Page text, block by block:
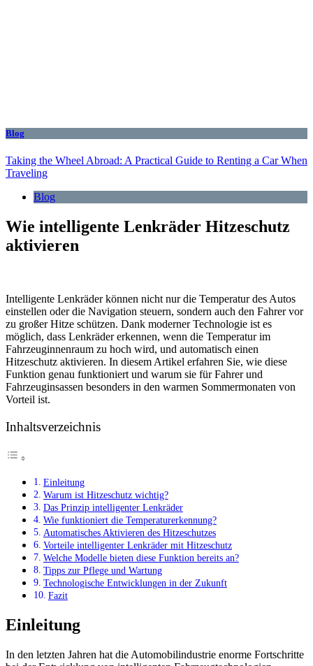
Blog
Taking the Wheel Abroad: A Practical Guide to Renting a Car When
Traveling
Blog
Wie intelligente Lenkräder Hitzeschutz
aktivieren
Intelligente Lenkräder können nicht nur die Temperatur des Autos
einstellen oder die Navigation steuern, sondern auch den Fahrer vor
zu großer Hitze schützen. Dank moderner Technologie ist es
möglich, dass Lenkräder erkennen, wenn die Temperatur im
Fahrzeuginnenraum zu hoch wird, und automatisch einen
Hitzeschutz aktivieren. In diesem Artikel erfahren Sie, wie diese
Funktion genau funktioniert und warum sie für Fahrer und
Fahrzeuginsassen besonders in den warmen Sommermonaten von
Vorteil ist.
Inhaltsverzeichnis
Einleitung
Warum ist Hitzeschutz wichtig?
Das Prinzip intelligenter Lenkräder
Wie funktioniert die Temperaturerkennung?
Automatisches Aktivieren des Hitzeschutzes
Vorteile intelligenter Lenkräder mit Hitzeschutz
Welche Modelle bieten diese Funktion bereits an?
Tipps zur Pflege und Wartung
Technologische Entwicklungen in der Zukunft
Fazit
Einleitung
In den letzten Jahren hat die Automobilindustrie enorme Fortschritte